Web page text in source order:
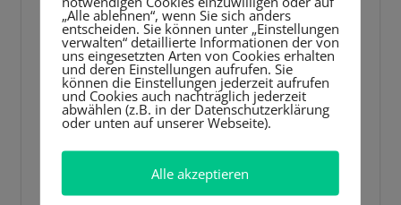
„Alle ablehnen“, wenn Sie sich anders
entscheiden. Sie können unter „Einstellungen
verwalten“ detaillierte Informationen der von
uns eingesetzten Arten von Cookies erhalten
und deren Einstellungen aufrufen. Sie
können die Einstellungen jederzeit aufrufen
und Cookies auch nachträglich jederzeit
abwählen (z.B. in der Datenschutzerklärung
oder unten auf unserer Webseite).
Alle akzeptieren